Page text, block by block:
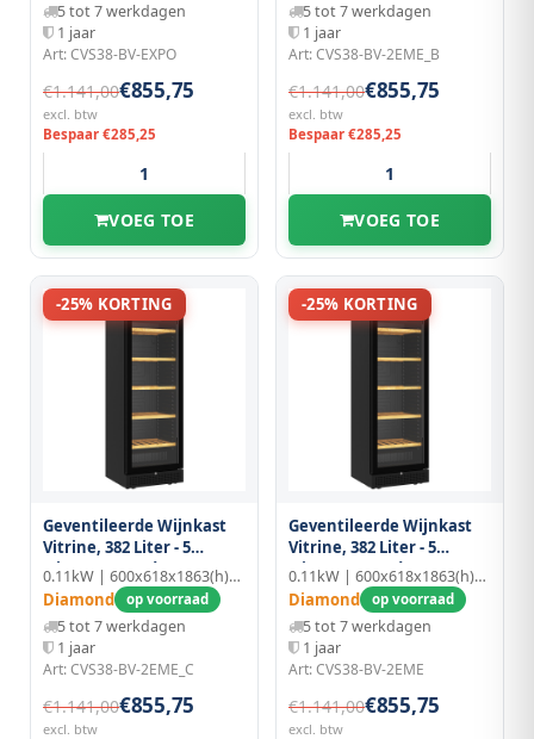
5 tot 7 werkdagen
1 jaar
Art: CVS38-BV-EXPO
€1.141,00€855,75
excl. btw
Bespaar €285,25
VOEG TOE
5 tot 7 werkdagen
1 jaar
Art: CVS38-BV-2EME_B
€1.141,00€855,75
excl. btw
Bespaar €285,25
VOEG TOE
-25% KORTING
Geventileerde Wijnkast
Vitrine, 382 Liter - 5
Niveaus - Zonder Frame -
Zwart
0.11kW | 600x618x1863(h)mm
Diamond op voorraad
5 tot 7 werkdagen
1 jaar
Art: CVS38-BV-2EME_C
€1.141,00€855,75
excl. btw
-25% KORTING
Geventileerde Wijnkast
Vitrine, 382 Liter - 5
Niveaus - Zonder Frame -
Zwart
0.11kW | 600x618x1863(h)mm
Diamond op voorraad
5 tot 7 werkdagen
1 jaar
Art: CVS38-BV-2EME
€1.141,00€855,75
excl. btw